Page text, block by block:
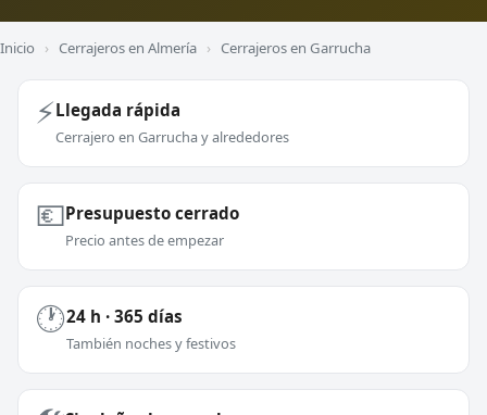
Inicio › Cerrajeros en Almería › Cerrajeros en Garrucha
⚡Llegada rápida
Cerrajero en Garrucha y alrededores
💶Presupuesto cerrado
Precio antes de empezar
🕐24 h · 365 días
También noches y festivos